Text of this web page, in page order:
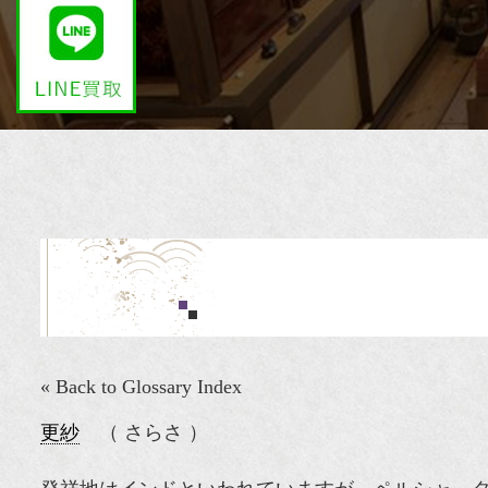
« Back to Glossary Index
更紗 （ さらさ ）